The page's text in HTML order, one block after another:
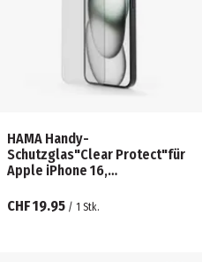
HAMA Handy-
Schutzglas"Clear Protect"für
Apple iPhone 16,
CHF 19.95 / 1 Stk.